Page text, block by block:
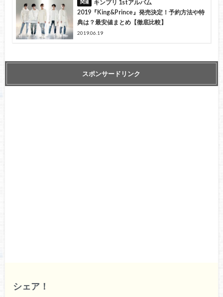
キンプリ 1stアルバム
2019『King&Prince』発売決定！予約方法や特
典は？最安値まとめ【徹底比較】
2019.06.19
スポンサードリンク
シェア！